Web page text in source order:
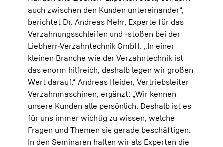
auch zwischen den Kunden untereinander“,
berichtet Dr. Andreas Mehr, Experte für das
Verzahnungsschleifen und -stoßen bei der
Liebherr-Verzahntechnik GmbH. „In einer
kleinen Branche wie der Verzahntechnik ist
das enorm hilfreich, deshalb legen wir großen
Wert darauf.“ Andreas Heider, Vertriebsleiter
Verzahnmaschinen, ergänzt: „Wir kennen
unsere Kunden alle persönlich. Deshalb ist es
für uns immer wichtig zu wissen, welche
Fragen und Themen sie gerade beschäftigen.
In den Seminaren halten wir als Experten die